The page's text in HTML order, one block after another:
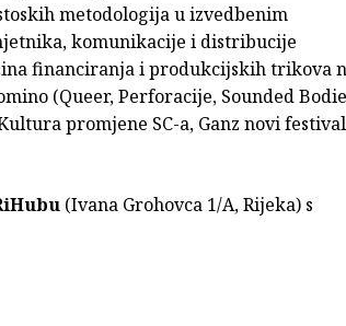
metodologija u izvedbenim
komunikacije i distribucije
financiranja i produkcijskih trikova
(Queer, Perforacije, Sounded
promjene SC-a, Ganz novi
(Ivana Grohovca 1/A, Rijeka) s